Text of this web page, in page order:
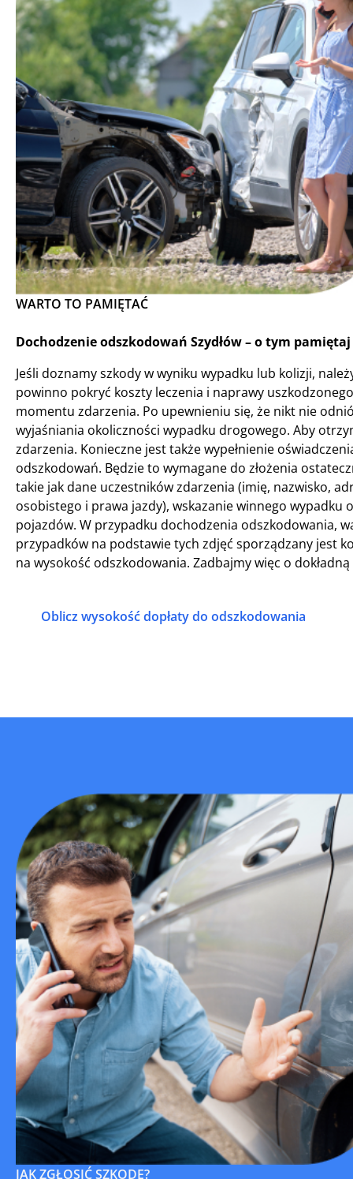
WARTO TO PAMIĘTAĆ
Dochodzenie odszkodowań Szydłów – o tym
Jeśli doznamy szkody w wyniku wypadku lub kolizji,
powinno pokryć koszty leczenia i naprawy
momentu zdarzenia. Po upewnieniu się, że nikt nie
wyjaśniania okoliczności wypadku drogowego. Aby
zdarzenia. Konieczne jest także wypełnienie
odszkodowań. Będzie to wymagane do złożenia
takie jak dane uczestników zdarzenia (imię, nazwisko,
osobistego i prawa jazdy), wskazanie winnego wypadku
pojazdów. W przypadku dochodzenia odszkodowania,
przypadków na podstawie tych zdjęć sporządzany jest
na wysokość odszkodowania. Zadbajmy więc o
Oblicz wysokość dopłaty do odszkodowania
JAK ZGŁOSIĆ SZKODĘ?